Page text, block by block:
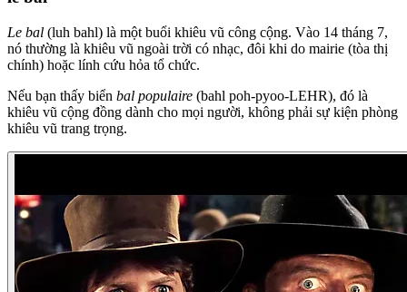
Le bal (luh bahl) là một buổi khiêu vũ công cộng. Vào 14 tháng 7,
nó thường là khiêu vũ ngoài trời có nhạc, đôi khi do mairie (tòa thị
chính) hoặc lính cứu hỏa tổ chức.
Nếu bạn thấy biển bal populaire (bahl poh-pyoo-LEHR), đó là
khiêu vũ cộng đồng dành cho mọi người, không phải sự kiện phòng
khiêu vũ trang trọng.